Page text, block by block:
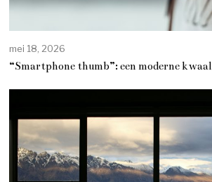
mei 18, 2026
“Smartphone thumb”: een moderne kwaal